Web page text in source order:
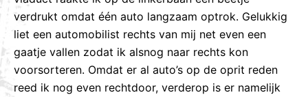
verdrukt omdat één auto langzaam optrok. Gelukkig
liet een automobilist rechts van mij net even een
gaatje vallen zodat ik alsnog naar rechts kon
voorsorteren. Omdat er al auto’s op de oprit reden
reed ik nog even rechtdoor, verderop is er namelijk